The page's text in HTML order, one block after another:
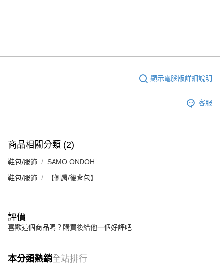
顯示電腦版詳細說明
客服
商品相關分類 (2)
鞋包/服飾 SAMO ONDOH
鞋包/服飾 【側肩/後背包】
評價
喜歡這個商品嗎？購買後給他一個好評吧
本分類熱銷全站排行